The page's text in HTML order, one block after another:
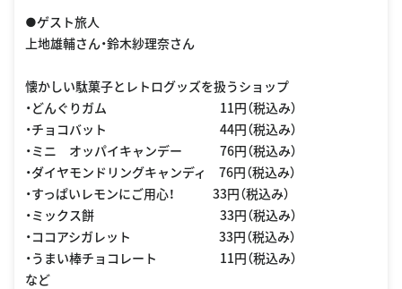
●ゲスト旅人
上地雄輔さん・鈴木紗理奈さん
懐かしい駄菓子とレトログッズを扱うショップ
・どんぐりガム 11円（税込み）
・チョコバット 44円（税込み）
・ミニ オッパイキャンデー 76円（税込み）
・ダイヤモンドリングキャンディ 76円（税込み）
・すっぱいレモンにご用心！ 33円（税込み）
・ミックス餅 33円（税込み）
・ココアシガレット 33円（税込み）
・うまい棒チョコレート 11円（税込み）
など